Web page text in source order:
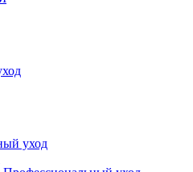
уход